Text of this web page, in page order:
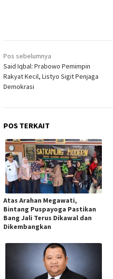
Navigasi
pos
Pos sebelumnya
Said Iqbal: Prabowo Pemimpin
Rakyat Kecil, Listyo Sigit Penjaga
Demokrasi
POS TERKAIT
Atas Arahan Megawati,
Bintang Puspayoga Pastikan
Bang Jali Terus Dikawal dan
Dikembangkan